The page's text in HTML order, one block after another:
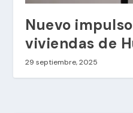
Nuevo
viviendas de
29 septiembre, 2025